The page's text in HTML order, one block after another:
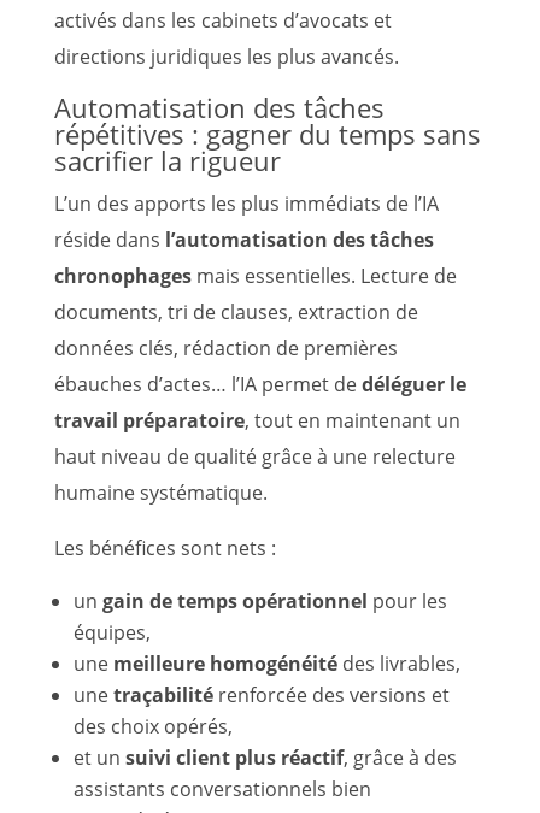
activés dans les cabinets d’avocats et
directions juridiques les plus avancés.
Automatisation des tâches
répétitives : gagner du temps sans
sacrifier la rigueur
L’un des apports les plus immédiats de l’IA
réside dans l’automatisation des tâches
chronophages mais essentielles. Lecture de
documents, tri de clauses, extraction de
données clés, rédaction de premières
ébauches d’actes… l’IA permet dedéléguer le
travail préparatoire, tout en maintenant un
haut niveau de qualité grâce à une relecture
humaine systématique.
Les bénéfices sont nets :
un gain de temps opérationnel pour les
équipes,
une meilleure homogénéitédes livrables,
unetraçabilitérenforcée des versions et
des choix opérés,
et un suivi client plus réactif, grâce à des
assistants conversationnels bien